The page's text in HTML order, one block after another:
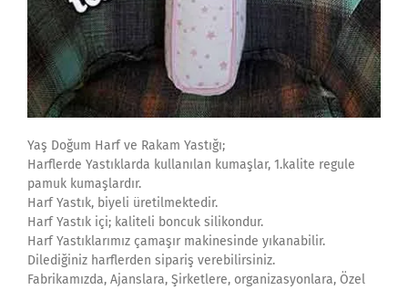
Yaş Doğum Harf ve Rakam Yastığı;
Harflerde Yastıklarda kullanılan kumaşlar, 1.kalite regule
pamuk kumaşlardır.
Harf Yastık, biyeli üretilmektedir.
Harf Yastık içi; kaliteli boncuk silikondur.
Harf Yastıklarımız çamaşır makinesinde yıkanabilir.
Dilediğiniz harflerden sipariş verebilirsiniz.
Fabrikamızda, Ajanslara, Şirketlere, organizasyonlara, Özel